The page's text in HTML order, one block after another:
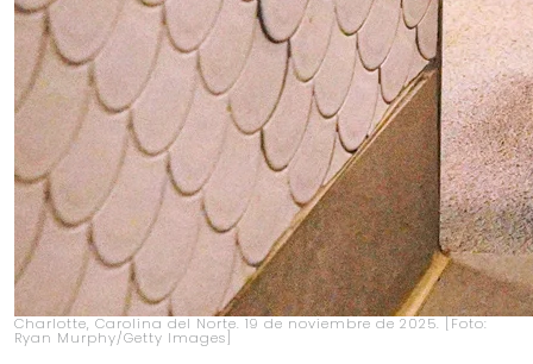
Charlotte, Carolina del Norte. 19 de noviembre de 2025. [Foto:
Ryan Murphy/Getty Images]